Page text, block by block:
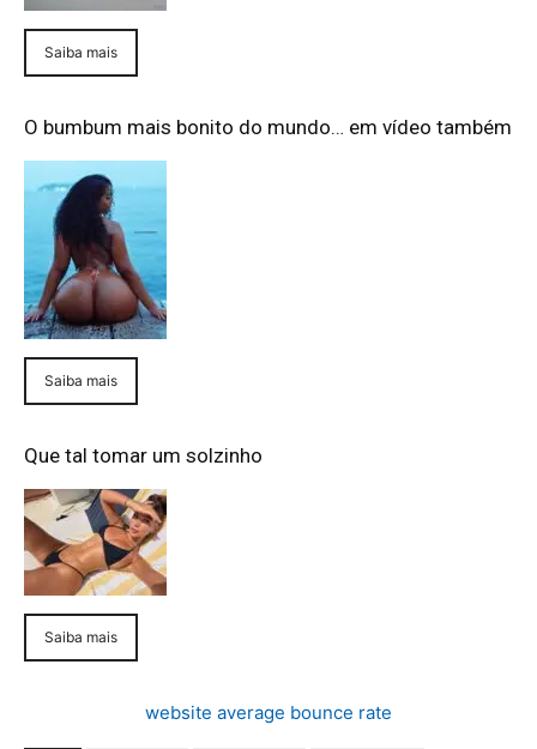
Saiba mais
O bumbum mais bonito do mundo… em vídeo também
Saiba mais
Que tal tomar um solzinho
Saiba mais
website average bounce rate